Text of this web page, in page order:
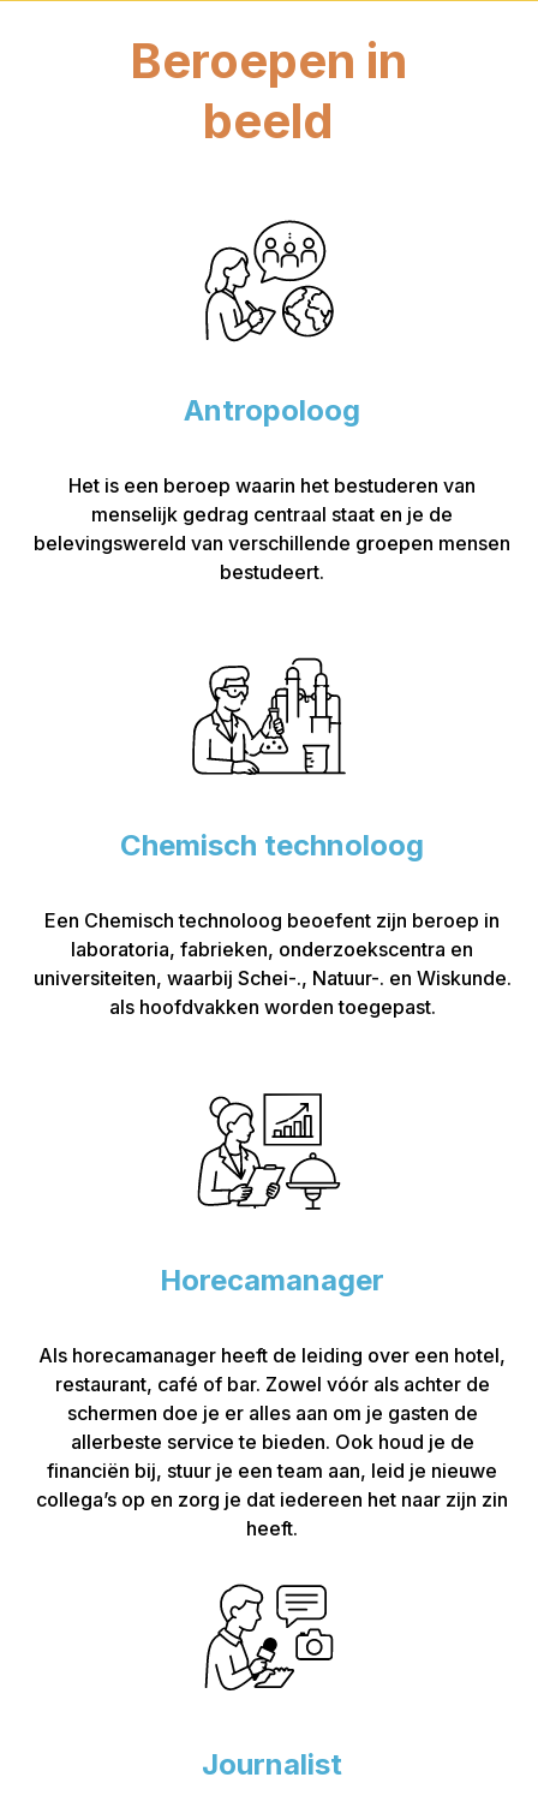
Beroepen in
beeld
Antropoloog
Het is een beroep waarin het bestuderen van
menselijk gedrag centraal staat en je de
belevingswereld van verschillende groepen mensen
bestudeert.
Chemisch technoloog
Een Chemisch technoloog beoefent zijn beroep in
laboratoria, fabrieken, onderzoekscentra en
universiteiten, waarbij Schei-., Natuur-. en Wiskunde.
als hoofdvakken worden toegepast.
Horecamanager
Als horecamanager heeft de leiding over een hotel,
restaurant, café of bar. Zowel vóór als achter de
schermen doe je er alles aan om je gasten de
allerbeste service te bieden. Ook houd je de
financiën bij, stuur je een team aan, leid je nieuwe
collega’s op en zorg je dat iedereen het naar zijn zin
heeft.
Journalist